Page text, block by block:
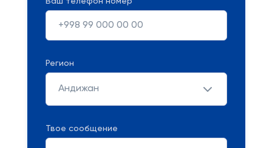
Регион
Андижан
Твое сообщение